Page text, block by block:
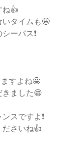
ね👍
いタイムも🤩
ーバス❗️
すよね🤩
きました😁
スですよ❗️
ださいね👍